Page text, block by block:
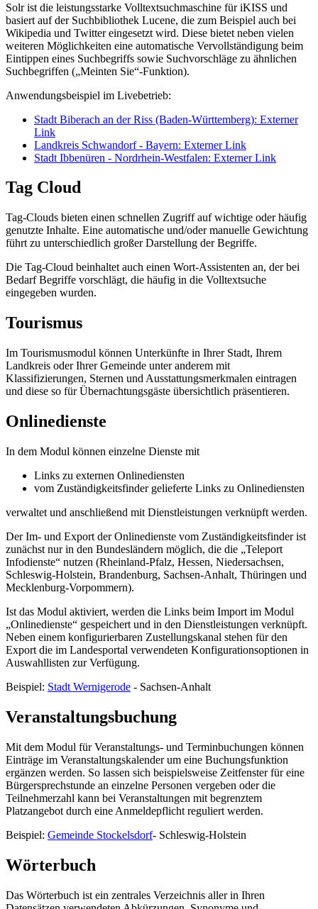
Solr ist die leistungsstarke Volltextsuchmaschine für iKISS und
basiert auf der Suchbibliothek Lucene, die zum Beispiel auch bei
Wikipedia und Twitter eingesetzt wird. Diese bietet neben vielen
weiteren Möglichkeiten eine automatische Vervollständigung beim
Eintippen eines Suchbegriffs sowie Suchvorschläge zu ähnlichen
Suchbegriffen („Meinten Sie“-Funktion).
Anwendungsbeispiel im Livebetrieb:
Stadt Biberach an der Riss (Baden-Württemberg): Externer
Link
Landkreis Schwandorf - Bayern: Externer Link
Stadt Ibbenüren - Nordrhein-Westfalen: Externer Link
Tag Cloud
Tag-Clouds bieten einen schnellen Zugriff auf wichtige oder häufig
genutzte Inhalte. Eine automatische und/oder manuelle Gewichtung
führt zu unterschiedlich großer Darstellung der Begriffe.
Die Tag-Cloud beinhaltet auch einen Wort-Assistenten an, der bei
Bedarf Begriffe vorschlägt, die häufig in die Volltextsuche
eingegeben wurden.
Tourismus
Im Tourismusmodul können Unterkünfte in Ihrer Stadt, Ihrem
Landkreis oder Ihrer Gemeinde unter anderem mit
Klassifizierungen, Sternen und Ausstattungsmerkmalen eintragen
und diese so für Übernachtungsgäste übersichtlich präsentieren.
Onlinedienste
In dem Modul können einzelne Dienste mit
Links zu externen Onlinediensten
vom Zuständigkeitsfinder gelieferte Links zu Onlinediensten
verwaltet und anschließend mit Dienstleistungen verknüpft werden.
Der Im- und Export der Onlinedienste vom Zuständigkeitsfinder ist
zunächst nur in den Bundesländern möglich, die die „Teleport
Infodienste“ nutzen (Rheinland-Pfalz, Hessen, Niedersachsen,
Schleswig-Holstein, Brandenburg, Sachsen-Anhalt, Thüringen und
Mecklenburg-Vorpommern).
Ist das Modul aktiviert, werden die Links beim Import im Modul
„Onlinedienste“ gespeichert und in den Dienstleistungen verknüpft.
Neben einem konfigurierbaren Zustellungskanal stehen für den
Export die im Landesportal verwendeten Konfigurationsoptionen in
Auswahllisten zur Verfügung.
Beispiel: Stadt Wernigerode - Sachsen-Anhalt
Veranstaltungsbuchung
Mit dem Modul für Veranstaltungs- und Terminbuchungen können
Einträge im Veranstaltungskalender um eine Buchungsfunktion
ergänzen werden. So lassen sich beispielsweise Zeitfenster für eine
Bürgersprechstunde an einzelne Personen vergeben oder die
Teilnehmerzahl kann bei Veranstaltungen mit begrenztem
Platzangebot durch eine Anmeldepflicht reguliert werden.
Beispiel: Gemeinde Stockelsdorf- Schleswig-Holstein
Wörterbuch
Das Wörterbuch ist ein zentrales Verzeichnis aller in Ihren